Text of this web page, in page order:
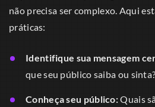
não precisa ser complexo. Aqui
práticas:
Identifique sua mensagem
que seu público saiba ou sinta?
Conheça seu público:Quais